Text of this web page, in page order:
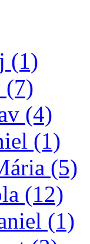
(1)
(7)
(4)
(1)
(5)
(12)
(1)